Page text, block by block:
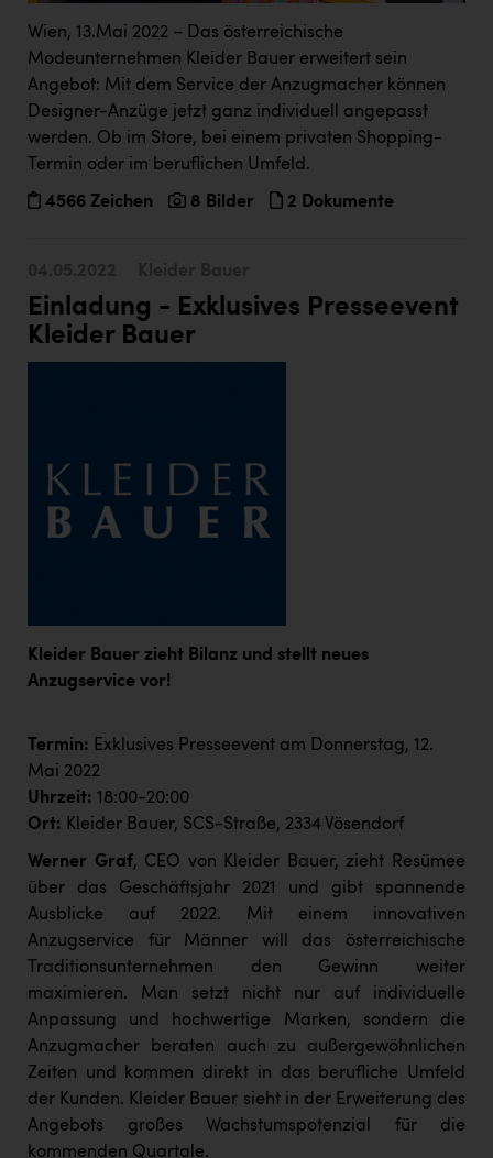
ERLUS AG
everfield
Firmenradl
Immotech
INTERSPAR
Jane Goodall Institute Austria
Kärcher
KIWI Kinderwunsch Institut Dr. Loimer
KLIPP Frisör
Kremsmüller Anlagenbau GmbH
Maximarkt
Oldtimer Raststationen und Motorhotels
Österreichischer Kachelofenverband
Orlen
Passage Linz
PEZ
PÜSPÖK
REMAX
RE/MAX Welcome
Wien, 13.Mai 2022 – Das österreichische
Modeunternehmen Kleider Bauer erweitert sein
Angebot: Mit dem Service der Anzugmacher können
Designer-Anzüge jetzt ganz individuell angepasst
werden. Ob im Store, bei einem privaten Shopping-
Termin oder im beruflichen Umfeld.
4566 Zeichen 8 Bilder 2 Dokumente
Einladung - Exklusives Presseevent
Kleider Bauer
Kleider Bauer zieht Bilanz und stellt neues
Anzugservice vor!
Termin: Exklusives Presseevent am Donnerstag, 12.
Mai 2022
Uhrzeit: 18:00-20:00
Ort: Kleider Bauer, SCS-Straße, 2334 Vösendorf
Werner Graf, CEO von Kleider Bauer, zieht Resümee
über das Geschäftsjahr 2021 und gibt spannende
Ausblicke auf 2022. Mit einem innovativen
Anzugservice für Männer will das österreichische
Traditionsunternehmen den Gewinn weiter
maximieren. Man setzt nicht nur auf individuelle
Anpassung und hochwertige Marken, sondern die
Anzugmacher beraten auch zu außergewöhnlichen
Zeiten und kommen direkt in das berufliche Umfeld
der Kunden. Kleider Bauer sieht in der Erweiterung des
Angebots großes Wachstumspotenzial für die
kommenden Quartale.